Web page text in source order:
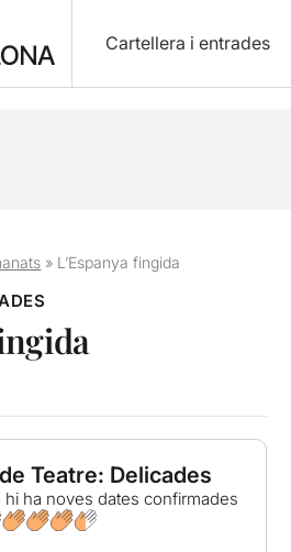
Cartellera i entrades
» L’Espanya fingida
Teatre: Delicades
hi ha noves dates confirmades